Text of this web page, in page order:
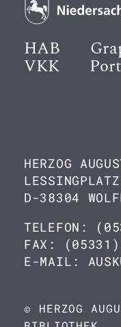
HAB
VKK
HERZOG
D-38304
TELEFON:
FAX:
E-MAIL:
© HERZOG